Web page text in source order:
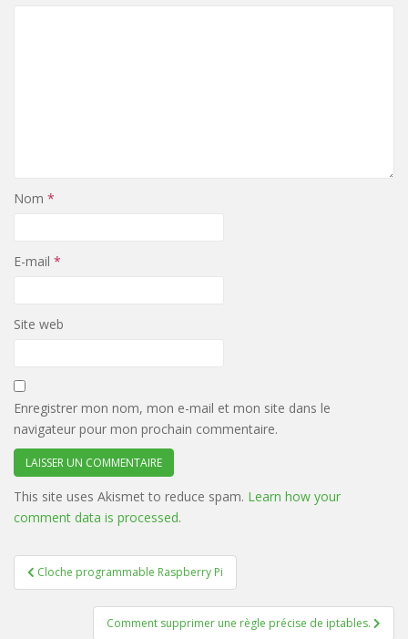
Nom *
E-mail *
Site web
Enregistrer mon nom, mon e-mail et mon site dans le
navigateur pour mon prochain commentaire.
This site uses Akismet to reduce spam. Learn how your
comment data is processed.
Navigation
de
l’article
Cloche programmable Raspberry Pi
Comment supprimer une règle précise de iptables.